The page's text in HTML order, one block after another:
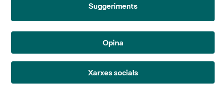
Suggeriments
Opina
Xarxes socials